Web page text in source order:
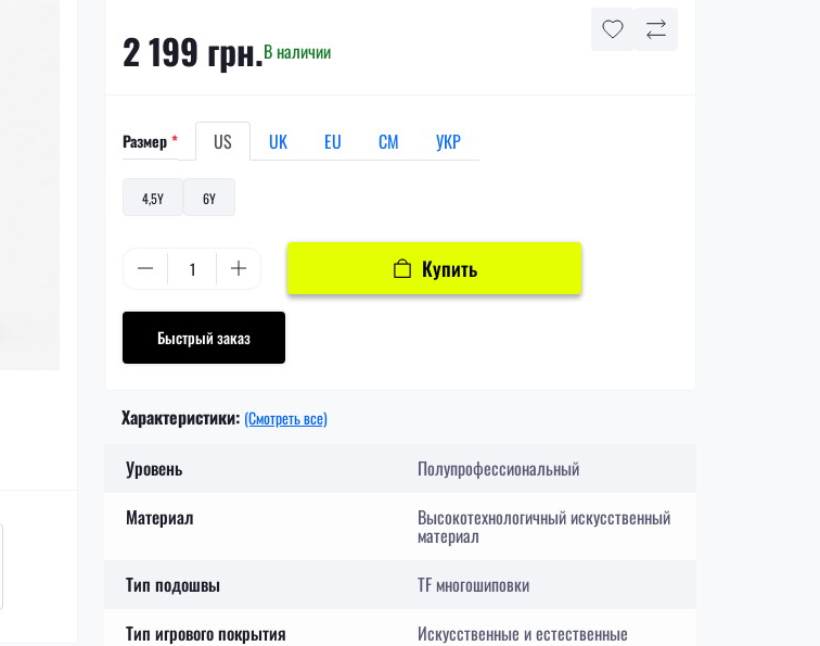
2 199 грн.В наличии
Размер* US UK EU СМ УКР
4,5Y 6Y
Купить
Быстрый заказ
Характеристики: (Смотреть все)
Уровень
Полупрофессиональный
Материал
Высокотехнологичный искусственный
материал
Тип подошвы
TF многошиповки
Тип игрового покрытия
Искусственные и естественные